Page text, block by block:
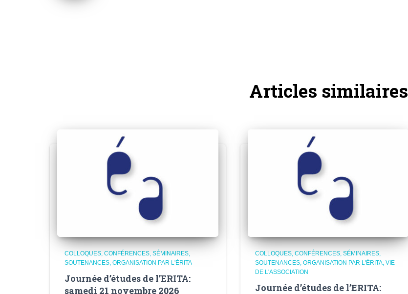
Articles similaires
COLLOQUES, CONFÉRENCES, SÉMINAIRES,
SOUTENANCES ORGANISATION PAR L'ÉRITA
Journée d’études de l’ERITA:
samedi 21 novembre 2026
COLLOQUES, CONFÉRENCES, SÉMINAIRES,
SOUTENANCES ORGANISATION PAR L'ÉRITA VIE
DE L'ASSOCIATION
Journée d’études de l’ERITA: